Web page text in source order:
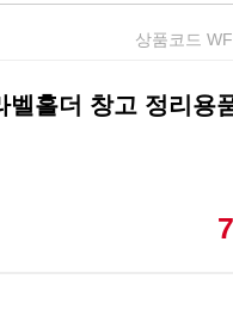
상품코드
벨홀더 창고 정리용